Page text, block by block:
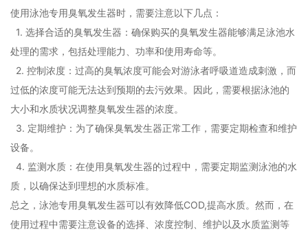
使用泳池专用臭氧发生器时，需要注意以下几点：
1. 选择合适的臭氧发生器：确保购买的臭氧发生器能够满足泳池水
处理的需求，包括处理能力、功率和使用寿命等。
2. 控制浓度：过高的臭氧浓度可能会对游泳者呼吸道造成刺激，而
过低的浓度可能无法达到预期的去污效果。因此，需要根据泳池的
大小和水质状况调整臭氧发生器的浓度。
3. 定期维护：为了确保臭氧发生器正常工作，需要定期检查和维护
设备。
4. 监测水质：在使用臭氧发生器的过程中，需要定期监测泳池的水
质，以确保达到理想的水质标准。
总之，泳池专用臭氧发生器可以有效降低COD,提高水质。然而，在
使用过程中需要注意设备的选择、浓度控制、维护以及水质监测等